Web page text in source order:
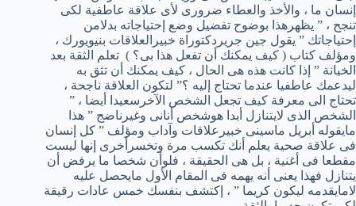
إنسان ما ، والأخذ والعطاء ضرورى لأى علاقة عاطفية لكى
تنجح ، ” يظهرهذا بوضوح تفضيل وضع إحتياجاته بدلامن
إحتياجاتك ” يقول جين جريردكتوراة خبيرالعلاقات بنيويورك ،
ومؤلف كتاب ( كيف يمكنك أن تفعل هذا بى؟ ) تعلم الثقة بعد
الخيانة ” إذا كانت هذه هى الحال ، كيف يمكنك أن تثق به
ليدعمك عاطفيا عندما تحتاج إليه ؟” لتكون العلاقة ناجحة ،
تحتاج الى معرفة كيف تجعل الشخص الآخرسعيدا أيضا ، ”
الشخص الذى لايتنازل أبدا هوشخص أنانى وغيرناضج ” هذا
مايقوله أبريل ماسينى خبيرعلاقات وآداب ومؤلف ” كل إنسان
فى علاقة صحية يعلم أنك تكسب مرة وتخسرأخرى إنها ليست
مقطعا فى أغنية ، بل هى الحقيقة ، فلوأن شخصا ما يرفض أن
يتنازل فهذا يعنى أنه يهمه فى المقام الأول مايحصل عليه
لامايقدمه ليكون كريما ” ، إكتشف بنفسك خمس عادات رقيقة